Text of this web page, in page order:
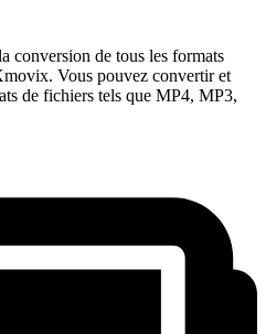
conversion de tous les formats
Vous pouvez convertir et
de fichiers tels que MP4, MP3,